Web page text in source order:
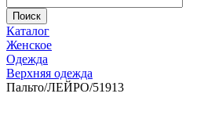
Каталог
Женское
Одежда
Верхняя одежда
Пальто/ЛЕЙРО/51913